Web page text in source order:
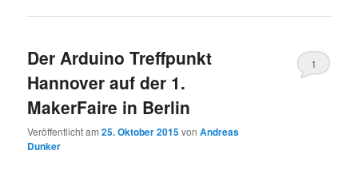
Der Arduino Treffpunkt
Hannover auf der 1.
MakerFaire in Berlin
Veröffentlicht am25. Oktober 2015vonAndreas
Dunker
1